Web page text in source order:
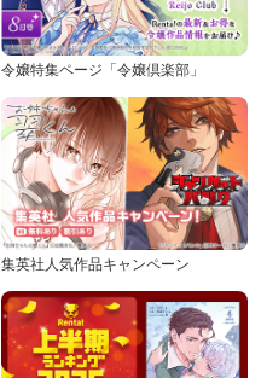
令嬢特集ページ「令嬢倶楽部」
集英社人気作品キャンペーン